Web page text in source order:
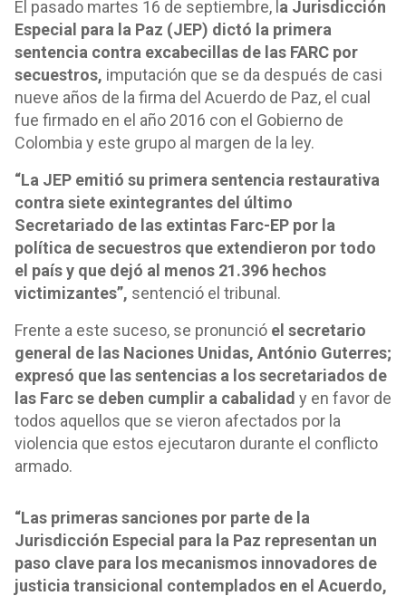
El pasado martes 16 de septiembre, l a Jurisdicción
Especial para la Paz (JEP) dictó la primera
sentencia contra excabecillas de las FARC por
secuestros, imputación que se da después de casi
nueve años de la firma del Acuerdo de Paz, el cual
fue firmado en el año 2016 con el Gobierno de
Colombia y este grupo al margen de la ley.
“La JEP emitió su primera sentencia restaurativa
contra siete exintegrantes del último
Secretariado de las extintas Farc-EP por la
política de secuestros que extendieron por todo
el país y que dejó al menos 21.396 hechos
victimizantes”, sentenció el tribunal.
Frente a este suceso, se pronunció el secretario
general de las Naciones Unidas, António Guterres;
expresó que las sentencias a los secretariados de
las Farc se deben cumplir a cabalidad y en favor de
todos aquellos que se vieron afectados por la
violencia que estos ejecutaron durante el conflicto
armado.
“Las primeras sanciones por parte de la
Jurisdicción Especial para la Paz representan un
paso clave para los mecanismos innovadores de
justicia transicional contemplados en el Acuerdo,